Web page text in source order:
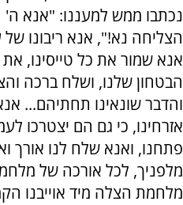
נכתבו ממש למעננו: "אנא
הצליחה נא!", אנא ריבונו של
אנא שמור את כל טייסינו, את
הבטחון שלנו, ושלח ברכה
והדבר שונאינו תחתיהם...
אזרחינו, כי גם הם יצטרכו
פתחנו, ואנא שלח לנו אורך
מלפניך, לכל אורכה של
מלחמת הצלה מיד אוייבנו